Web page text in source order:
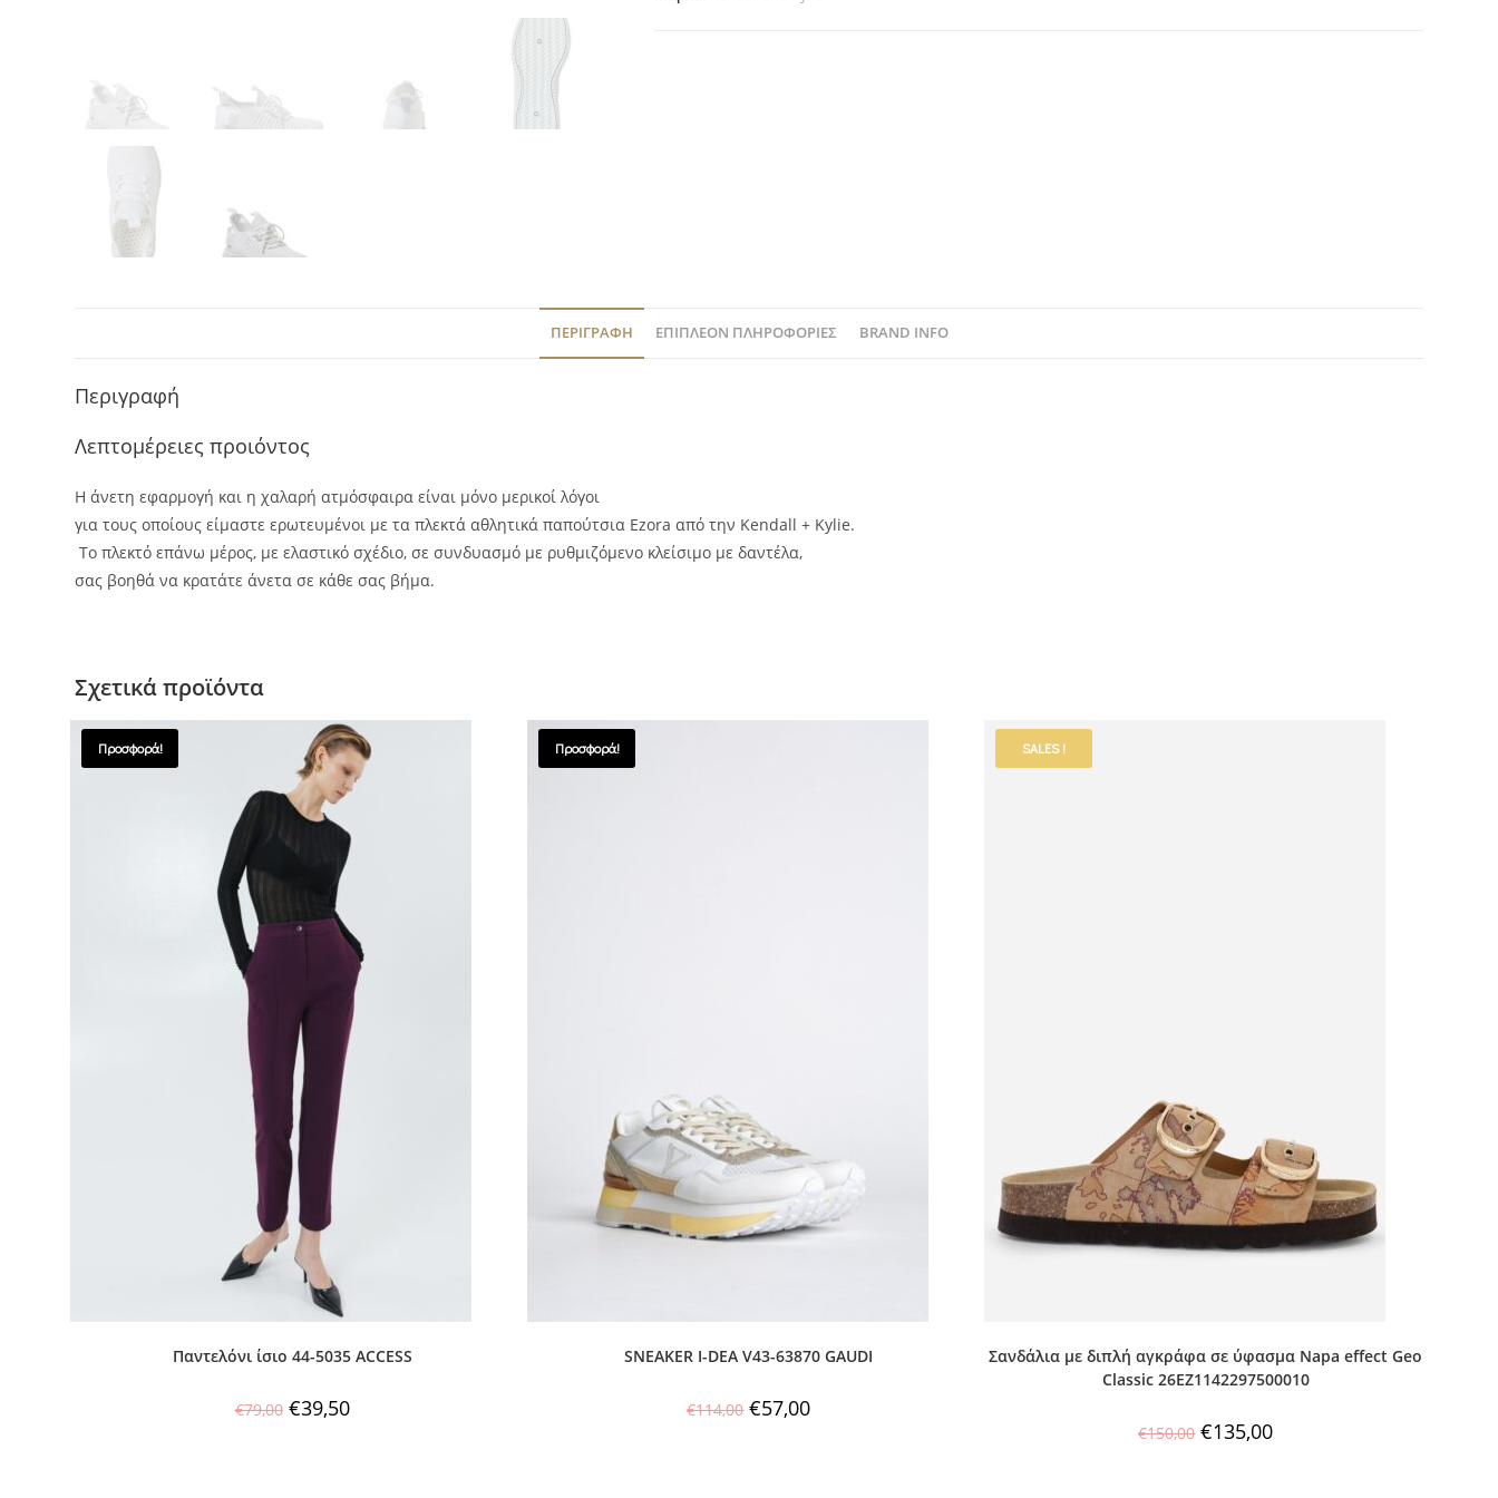
ΠΕΡΙΓΡΑΦΉ ΕΠΙΠΛΈΟΝ ΠΛΗΡΟΦΟΡΊΕΣ BRAND INFO
Περιγραφή
Λεπτομέρειες προιόντος
Η άνετη εφαρμογή και η χαλαρή ατμόσφαιρα είναι μόνο μερικοί λόγοι
για τους οποίους είμαστε ερωτευμένοι με τα πλεκτά αθλητικά παπούτσια Ezora από την Kendall + Kylie.
Το πλεκτό επάνω μέρος, με ελαστικό σχέδιο, σε συνδυασμό με ρυθμιζόμενο κλείσιμο με δαντέλα,
σας βοηθά να κρατάτε άνετα σε κάθε σας βήμα.
Σχετικά προϊόντα
SALES !
Προσφορά!
Παντελόνι ίσιο 44-5035 ACCESS
€79,00 €39,50
SALES !
Προσφορά!
SNEAKER I-DEA V43-63870 GAUDI
€114,00 €57,00
SALES !
Σανδάλια με διπλή αγκράφα σε ύφασμα Napa effect Geo
Classic 26EZ1142297500010
€150,00 €135,00